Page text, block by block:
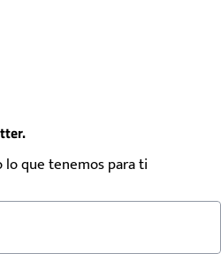
que tenemos para ti